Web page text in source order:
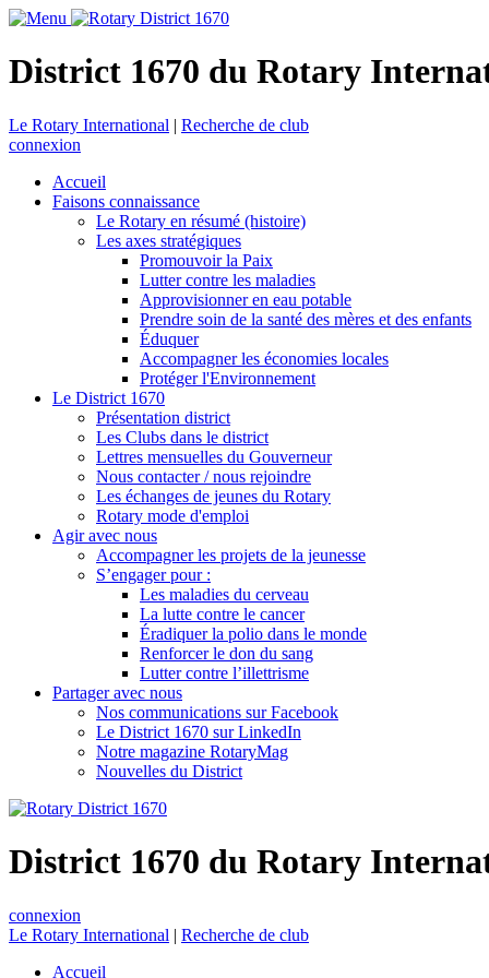
District 1670 du Rotary
Le Rotary International | Recherche de club
connexion
Accueil
Faisons connaissance
Le Rotary en résumé (histoire)
Les axes stratégiques
Promouvoir la Paix
Lutter contre les maladies
Approvisionner en eau potable
Prendre soin de la santé des mères et des enfants
Éduquer
Accompagner les économies locales
Protéger l'Environnement
Le District 1670
Présentation district
Les Clubs dans le district
Lettres mensuelles du Gouverneur
Nous contacter / nous rejoindre
Les échanges de jeunes du Rotary
Rotary mode d'emploi
Agir avec nous
Accompagner les projets de la jeunesse
S’engager pour :
Les maladies du cerveau
La lutte contre le cancer
Éradiquer la polio dans le monde
Renforcer le don du sang
Lutter contre l’illettrisme
Partager avec nous
Nos communications sur Facebook
Le District 1670 sur LinkedIn
Notre magazine RotaryMag
Nouvelles du District
District 1670 du Rotary
connexion
Le Rotary International | Recherche de club
Accueil